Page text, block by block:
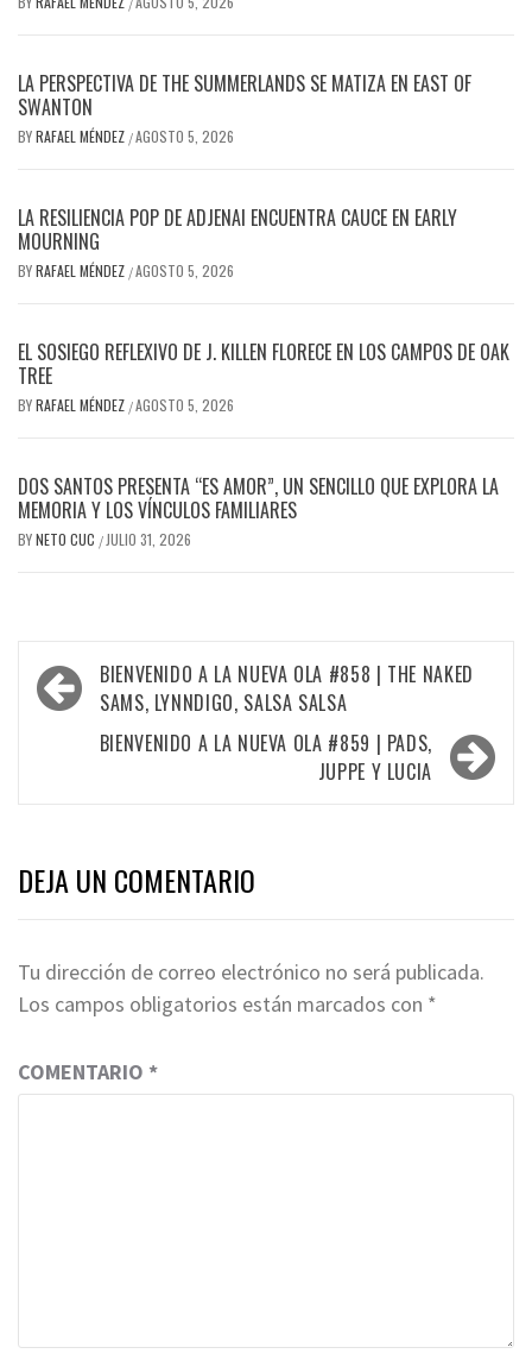
LA PERSPECTIVA DE THE SUMMERLANDS SE MATIZA EN EAST OF
SWANTON
BYRAFAEL MÉNDEZ /AGOSTO 5, 2026
LA RESILIENCIA POP DE ADJENAI ENCUENTRA CAUCE EN EARLY
MOURNING
BYRAFAEL MÉNDEZ /AGOSTO 5, 2026
EL SOSIEGO REFLEXIVO DE J. KILLEN FLORECE EN LOS CAMPOS DE OAK
TREE
BYRAFAEL MÉNDEZ /AGOSTO 5, 2026
DOS SANTOS PRESENTA “ES AMOR”, UN SENCILLO QUE EXPLORA LA
MEMORIA Y LOS VÍNCULOS FAMILIARES
BYNETO CUC / JULIO 31, 2026
Navegación
de
entradas
BIENVENIDO A LA NUEVA OLA #858 | THE NAKED
SAMS, LYNNDIGO, SALSA SALSA
BIENVENIDO A LA NUEVA OLA #859 | PADS,
JUPPE Y LUCIA
DEJA UN COMENTARIO
Tu dirección de correo electrónico no será publicada.
Los campos obligatorios están marcados con *
COMENTARIO *